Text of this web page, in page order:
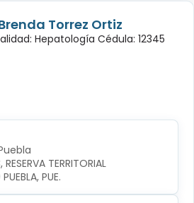
Torrez Ortiz
Hepatología Cédula: 12345
TERRITORIAL
PUE.